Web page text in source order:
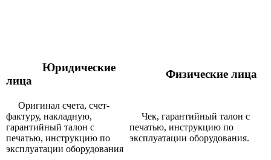
Юридические
лица
Физические лица
Оригинал счета, счет-
фактуру, накладную,
гарантийный талон с
печатью, инструкцию по
эксплуатации оборудования
Чек, гарантийный талон с
печатью, инструкцию по
эксплуатации оборудования.